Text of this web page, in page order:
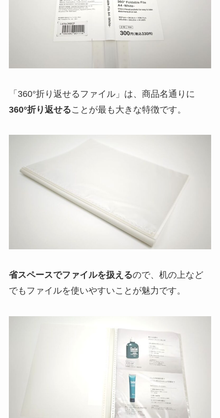
「360°折り返せるファイル」は、商品名通りに
360°折り返せることが最も大きな特徴です。
省スペースでファイルを扱えるので、机の上など
でもファイルを使いやすいことが魅力です。